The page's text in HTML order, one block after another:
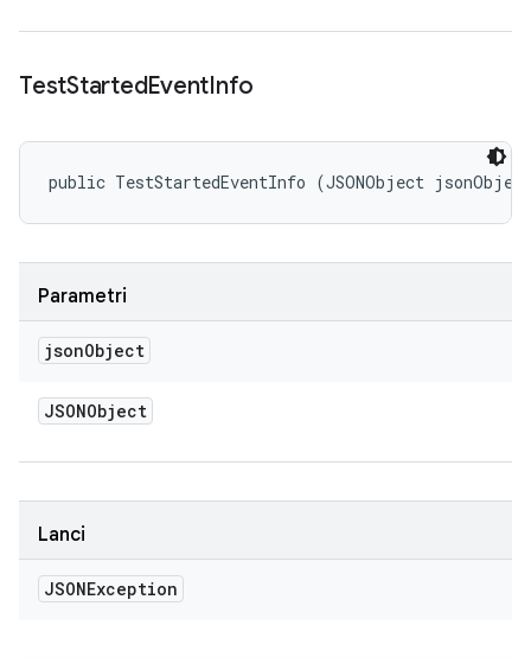
TestStartedEventInfo
public TestStartedEventInfo (JSONObject
Parametri
jsonObject
JSONObject
Lanci
JSONException